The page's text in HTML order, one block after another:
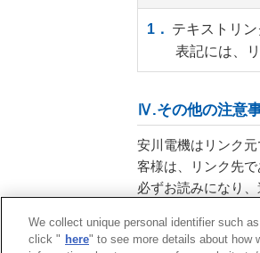
テキストリ
表記には、
Ⅳ.その他の注意
安川電機はリンク
客様は、リンク先
必ずお読みになり、
We collect unique personal identifier such
click " here" to see more details about how